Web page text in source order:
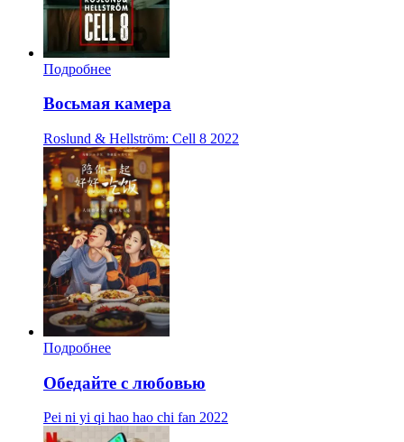
Подробнее
Восьмая камера
Roslund & Hellström: Cell 8 2022
Подробнее
Обедайте с любовью
Pei ni yi qi hao hao chi fan 2022